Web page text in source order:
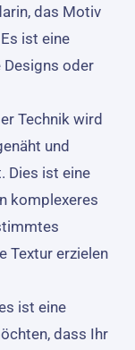
das Motiv
ist eine
oder
Technik wird
und
Dies ist eine
komplexeres
Textur erzielen
ist eine
dass Ihr